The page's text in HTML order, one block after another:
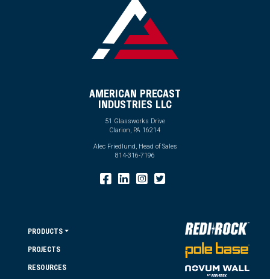
AMERICAN PRECAST
INDUSTRIES LLC
51 Glassworks Drive
Clarion, PA 16214
Alec Friedlund, Head of Sales
814-316-7196
PRODUCTS
PROJECTS
RESOURCES